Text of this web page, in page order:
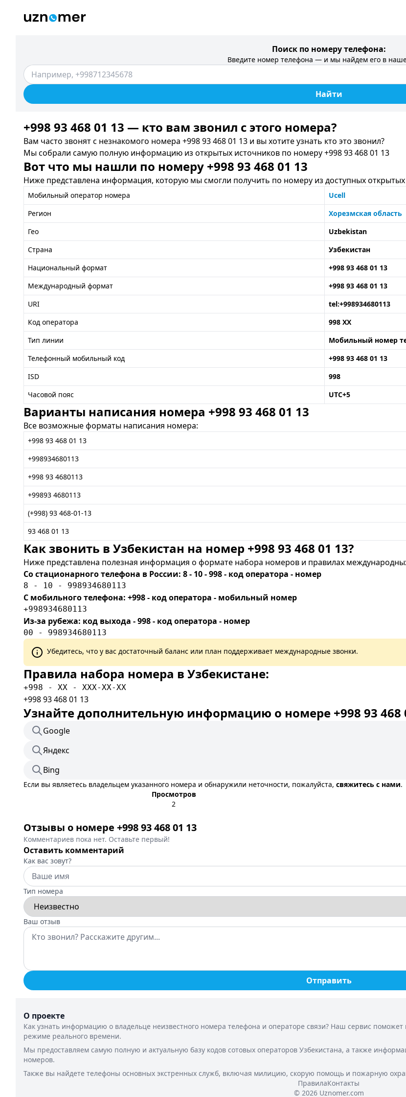
Поиск по номеру телефона:
Введите номер телефона — и мы найдем его в
Найти
+998 93 468 01 13 — кто вам звонил c этого номера?
Вам часто звонят с незнакомого номера +998 93 468 01 13 и вы хотите узнать кто это звонил?
Мы собрали самую полную информацию из открытых источников по номеру +998 93 468 01 13
Вот что мы нашли по номеру +998 93 468 01 13
Ниже представлена информация, которую мы смогли получить по номеру из доступных
Мобильный оператор номера
Ucell
Регион
Хорезмская область
Гео
Uzbekistan
Страна
Узбекистан
Национальный формат
+998 93 468 01 13
Международный формат
+998 93 468 01 13
URI
tel:+998934680113
Код оператора
998 XX
Тип линии
Мобильный номер
Телефонный мобильный код
+998 93 468 01 13
ISD
998
Часовой пояс
UTC+5
Варианты написания номера +998 93 468 01 13
Все возможные форматы написания номера:
+998 93 468 01 13
+998934680113
+998 93 4680113
+99893 4680113
(+998) 93 468-01-13
93 468 01 13
Как звонить в Узбекистан на номер +998 93 468 01 13?
Ниже представлена полезная информация о формате набора номеров и правилах
Со стационарного телефона в России: 8 - 10 - 998 - код оператора - номер
8 - 10 - 998934680113
С мобильного телефона: +998 - код оператора - мобильный номер
+998934680113
Из-за рубежа: код выхода - 998 - код оператора - номер
00 - 998934680113
Убедитесь, что у вас достаточный баланс или план поддерживает международные звонки.
Правила набора номера в Узбекистане:
+998 - XX - XXX-XX-XX
+998 93 468 01 13
Узнайте дополнительную информацию о номере +998 93 468
Google
Яндекс
Bing
Если вы являетесь владельцем указанного номера и обнаружили неточности, пожалуйста, свяжитесь с нами.
Просмотров
2
Отзывы о номере +998 93 468 01 13
Комментариев пока нет. Оставьте первый!
Оставить комментарий
Как вас зовут?
Тип номера
Ваш отзыв
Отправить
О проекте
Как узнать информацию о владельце неизвестного номера телефона и операторе связи? Наш сервис
режиме реального времени.
Мы предоставляем самую полную и актуальную базу кодов сотовых операторов Узбекистана, а также
номеров.
Также вы найдете телефоны основных экстренных служб, включая милицию, скорую помощь и пожарную
ПравилаКонтакты
© 2026 Uznomer.com